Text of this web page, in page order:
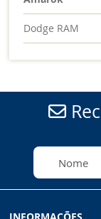
Dodge RAM